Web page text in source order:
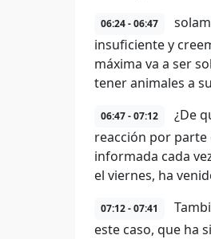
06:24 - 06:47
insuficiente y
máxima va a ser
tener animales a
06:47 - 07:12
¿De
reacción por parte
informada cada
el viernes, ha
07:12 - 07:41
este caso, que ha